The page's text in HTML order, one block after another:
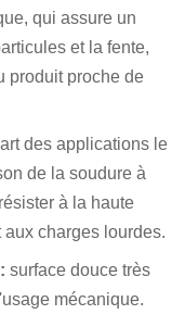
qui assure un
et la fente,
produit proche de
des applications le
de la soudure à
à la haute
charges lourdes.
surface douce très
mécanique.